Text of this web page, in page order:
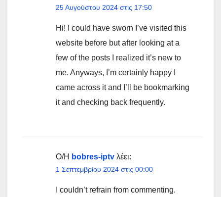
25 Αυγούστου 2024 στις 17:50
Hi! I could have sworn I’ve visited this
website before but after looking at a
few of the posts I realized it’s new to
me. Anyways, I’m certainly happy I
came across it and I’ll be bookmarking
it and checking back frequently.
Ο/Η bobres-iptv λέει:
1 Σεπτεμβρίου 2024 στις 00:00
I couldn’t refrain from commenting.